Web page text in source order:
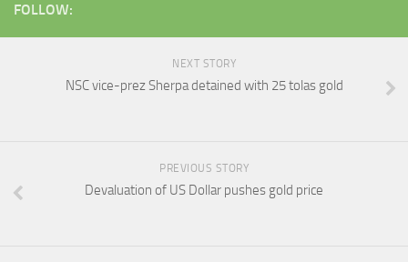
FOLLOW:
NEXT STORY
NSC vice-prez Sherpa detained with 25 tolas gold
PREVIOUS STORY
Devaluation of US Dollar pushes gold price